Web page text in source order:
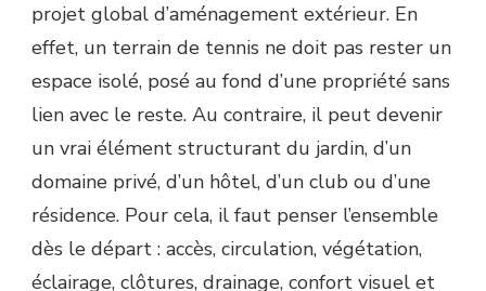
S’INTÉGRER
DANS
UN
PROJET
GLOBAL
EXTÉRIEUR
?
projet global d’aménagement extérieur. En
effet, un terrain de tennis ne doit pas rester un
espace isolé, posé au fond d’une propriété sans
lien avec le reste. Au contraire, il peut devenir
un vrai élément structurant du jardin, d’un
domaine privé, d’un hôtel, d’un club ou d’une
résidence. Pour cela, il faut penser l’ensemble
dès le départ : accès, circulation, végétation,
éclairage, clôtures, drainage, confort visuel et